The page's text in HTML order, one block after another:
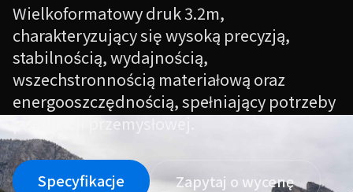
Wielkoformatowy druk 3.2m,
charakteryzujący się wysoką precyzją,
stabilnością, wydajnością,
wszechstronnością materiałową oraz
energooszczędnością, spełniający potrzeby
produkcji przemysłowej.
Specyfikacje Zapytaj o wycenę